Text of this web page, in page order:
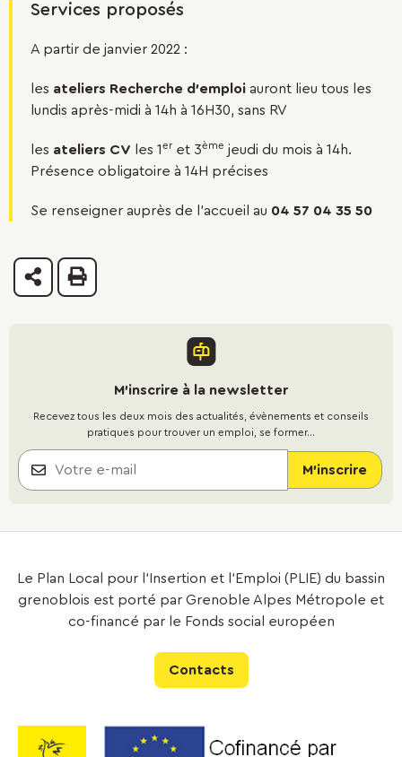
Services proposés
A partir de janvier 2022 :
les ateliers Recherche d’emploi auront lieu tous les
lundis après-midi à 14h à 16H30, sans RV
les ateliers CV les 1 er et 3ème jeudi du mois à 14h.
Présence obligatoire à 14H précises
Se renseigner auprès de l’accueil au 04 57 04 35 50
PartagerImprimer
M'inscrire à la newsletter
Recevez tous les deux mois des actualités, évènements et conseils
pratiques pour trouver un emploi, se former...
Le Plan Local pour l’Insertion et l’Emploi (PLIE) du bassin
grenoblois est porté par Grenoble Alpes Métropole et
co-financé par le Fonds social européen
Contacts